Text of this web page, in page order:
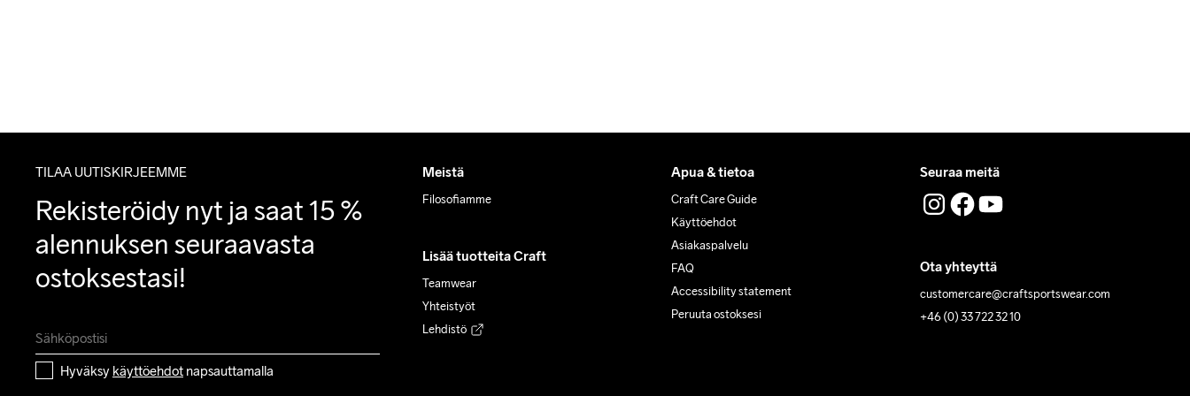
TILAA UUTISKIRJEEMME
Rekisteröidy nyt ja saat 15 %
alennuksen seuraavasta
ostoksestasi!
Hyväksy käyttöehdot napsauttamalla
Meistä
Filosofiamme
Lisää tuotteita Craft
Teamwear
Yhteistyöt
Lehdistö
Apua & tietoa
Craft Care Guide
Käyttöehdot
Asiakaspalvelu
FAQ
Accessibility statement
Peruuta ostoksesi
Seuraa meitä
Ota yhteyttä
customercare@craftsportswear.com
+46 (0) 33 722 32 10